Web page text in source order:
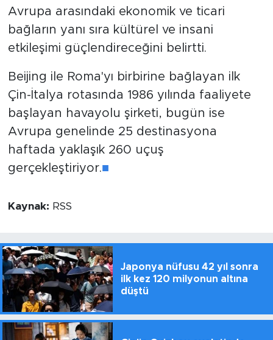
Avrupa arasındaki ekonomik ve ticari
bağların yanı sıra kültürel ve insani
etkileşimi güçlendireceğini belirtti.
Beijing ile Roma'yı birbirine bağlayan ilk
Çin-İtalya rotasında 1986 yılında faaliyete
başlayan havayolu şirketi, bugün ise
Avrupa genelinde 25 destinasyona
haftada yaklaşık 260 uçuş
gerçekleştiriyor.■
Kaynak: RSS
Japonya nüfusu 42 yıl sonra
ilk kez 120 milyonun altına
düştü